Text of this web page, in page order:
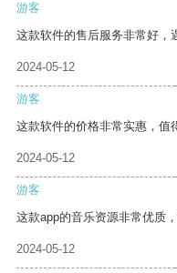
游客
这款软件的售后服务非常好，
2024-05-12
游客
这款软件的价格非常实惠，值
2024-05-12
游客
这款app的音乐资源非常优质
2024-05-12